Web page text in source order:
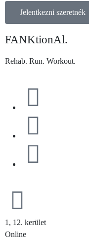
Jelentkezni szeretnék
FANKtionAl.
Rehab. Run. Workout.
1, 12. kerület
Online